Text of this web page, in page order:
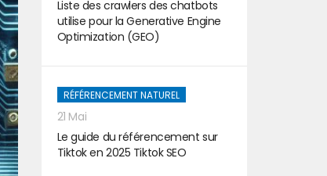
Liste des crawlers des chatbots
utilise pour la Generative Engine
Optimization (GEO)
RÉFÉRENCEMENT NATUREL
21 Mai
Le guide du référencement sur
Tiktok en 2025 Tiktok SEO